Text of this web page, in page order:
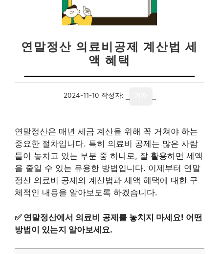
연말정산 의료비공제 계산법 세
액 혜택
2024-11-10 작성자:
연말정산은 매년 세금 계산을 위해 꼭 거쳐야 하는
중요한 절차입니다. 특히 의료비 공제는 많은 사람
들이 놓치고 있는 부분 중 하나로, 잘 활용하면 세액
을 줄일 수 있는 유용한 방법입니다. 이제부터 연말
정산 의료비 공제의 계산법과 세액 혜택에 대한 구
체적인 내용을 알아보도록 하겠습니다.
✅ 연말정산에서 의료비 공제를 놓치지 마세요! 어떤
방법이 있는지 알아보세요.